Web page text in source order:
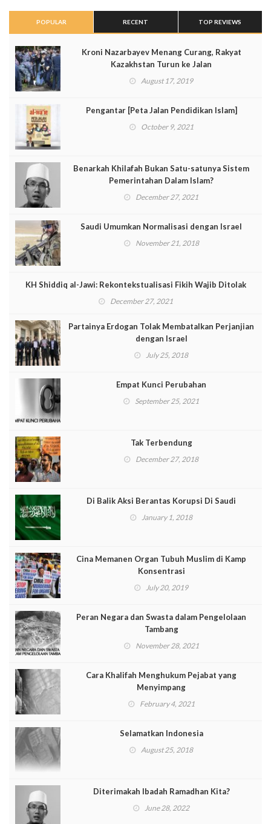
POPULAR RECENT TOP REVIEWS
Kroni Nazarbayev Menang Curang, Rakyat
Kazakhstan Turun ke Jalan
August 17, 2019
Pengantar [Peta Jalan Pendidikan Islam]
October 9, 2021
Benarkah Khilafah Bukan Satu-satunya Sistem
Pemerintahan Dalam Islam?
December 27, 2021
Saudi Umumkan Normalisasi dengan Israel
November 21, 2018
KH Shiddiq al-Jawi: Rekontekstualisasi Fikih Wajib Ditolak
December 27, 2021
Partainya Erdogan Tolak Membatalkan Perjanjian
dengan Israel
July 25, 2018
Empat Kunci Perubahan
September 25, 2021
Tak Terbendung
December 27, 2018
Di Balik Aksi Berantas Korupsi Di Saudi
January 1, 2018
Cina Memanen Organ Tubuh Muslim di Kamp
Konsentrasi
July 20, 2019
Peran Negara dan Swasta dalam Pengelolaan
Tambang
November 28, 2021
Cara Khalifah Menghukum Pejabat yang
Menyimpang
February 4, 2021
Selamatkan Indonesia
August 25, 2018
Diterimakah Ibadah Ramadhan Kita?
June 28, 2022